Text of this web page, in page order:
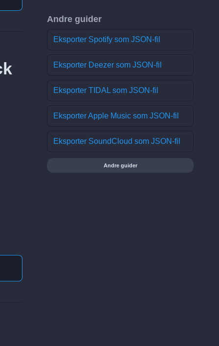
Andre guider
Eksporter Spotify som JSON-fil
Eksporter Deezer som JSON-fil
Eksporter TIDAL som JSON-fil
Eksporter Apple Music som JSON-fil
Eksporter SoundCloud som JSON-fil
Andre guider